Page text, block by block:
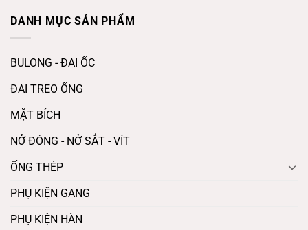
DANH MỤC SẢN PHẨM
BULONG - ĐAI ỐC
ĐAI TREO ỐNG
MẶT BÍCH
NỞ ĐÓNG - NỞ SẮT - VÍT
ỐNG THÉP
PHỤ KIỆN GANG
PHỤ KIỆN HÀN